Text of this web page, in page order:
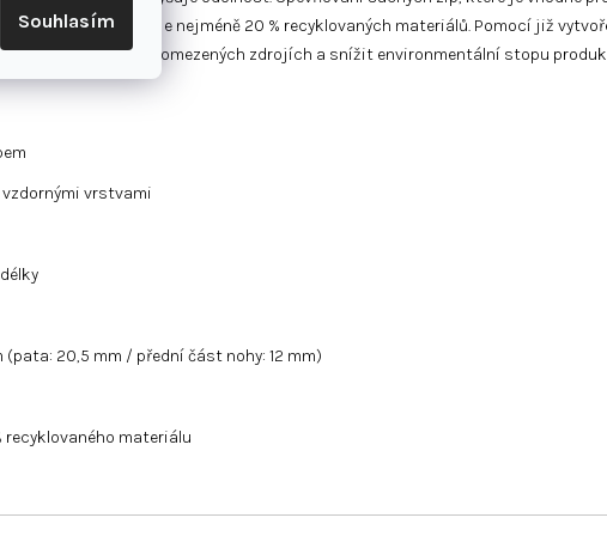
Souhlasím
produkt obsahuje nejméně 20 % recyklovaných materiálů. Pomocí již
a naši závislost na omezených zdrojích a snížit environmentální stopu
vrstvami
(pata: 20,5 mm / přední část nohy: 12 mm)
recyklovaného materiálu